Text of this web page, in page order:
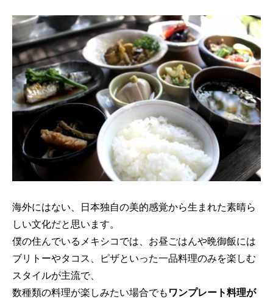
海外にはない、日本独自の美的感覚から生まれた素晴ら
しい文化だと思います。
僕の住んでいるメキシコでは、お昼ごはんや晩御飯には
ブリトーやタコス、ピザといった一品料理のみを楽しむ
スタイルが主流で、
数種類の料理が楽しみたい場合でも ワンプレート料理が